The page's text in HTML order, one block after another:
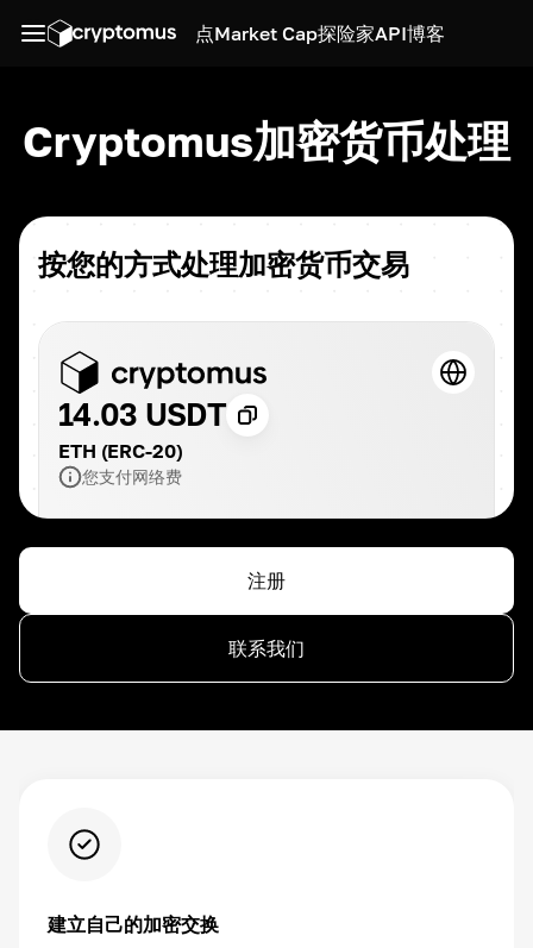
点Market Cap探险家API博客
Cryptomus加密货币处理
按您的方式处理加密货币交易
14.03 USDT
ETH (ERC-20)
您支付网络费
注册
联系我们
建立自己的加密交换